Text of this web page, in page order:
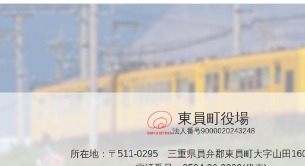
東員町役場
法人番号9000020243248
所在地：〒511-0295 三重県員弁郡東員町大字山田